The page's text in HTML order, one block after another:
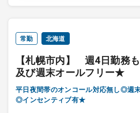
常勤 北海道
【札幌市内】 週4日勤務
及び週末オールフリー★
平日夜間帯のオンコール対応無し◎週
◎インセンティブ有★